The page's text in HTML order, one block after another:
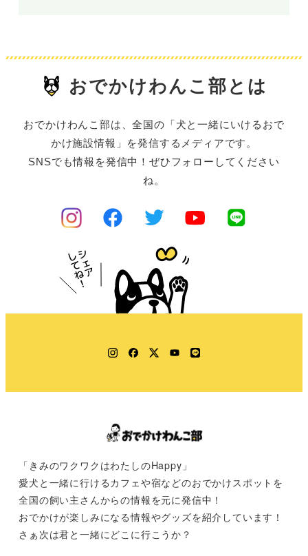
おでかけわんこ部とは
おでかけわんこ部は、全国の「犬と一緒にいけるおで
かけ施設情報」を発信するメディアです。
SNSでも情報を発信中！ぜひフォローしてください
ね。
Instagram
Facebook
TwitterYouTube
LINE
「きみのワクワクはわたしのHappy」
愛犬と一緒に行けるカフェや宿などのおでかけスポットを
全国の飼い主さんからの情報を元に発信中！
おでかけが楽しみになる情報やグッズを紹介しています！
さぁ次は君と一緒にどこに行こうか？